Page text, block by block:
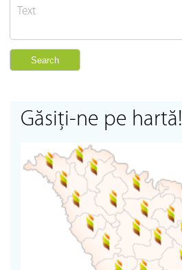
Găsiţi-ne pe hartă!